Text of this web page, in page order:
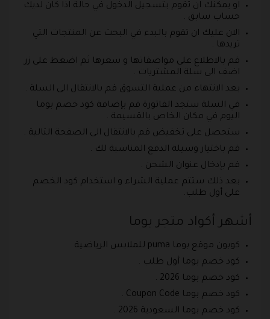
او يمكنك ان تقوم بتسجيل الدخول في حالة اذا كان لديك
حساب سابق .
الان عليك ان تقوم بالبدء في البحث عن المنتجات التي
تريدها .
قم بالاطلاع على مواصفاتها و سعرها ثم اضغط على زر
اضف الى سلة المشتريات .
بعد الانتهاء من عملية التسوق قم بالانتقال الى السلة .
في السلة ستجد الفاتورة قم بإضافة كود خصم بوما
اليوم في مكان الخاص بالقسيمة .
ستحصل على تخفيض قم بالانتقال الى الصفحة التالية .
قم باختيار وسيلة الدفع المناسبة لك .
قم بإدخال عنوان الشحن .
بعد ذلك ستتم عملية الشراء و استخدام كود الخصم
على أول طلب.
أشهر أكواد متجر بوما
كوبون موقع بوما puma للملابس الرياضية
كود خصم بوما أول طلب .
كود خصم بوما 2026 .
كود خصم بوما Coupon Code .
كود خصم بوما السعودية 2026 .